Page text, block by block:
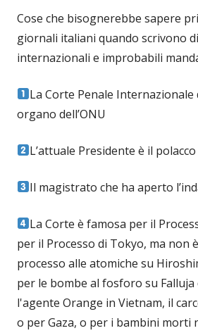
Cose che bisognerebbe sapere
giornali italiani quando scrivono
internazionali e improbabili
La Corte Penale Internazionale
organo dell’ONU
L’attuale Presidente è il
Il magistrato che ha aperto
La Corte è famosa per il
per il Processo di Tokyo, ma non
processo alle atomiche su
per le bombe al fosforo su Falluja
l'agente Orange in Vietnam, il
o per Gaza, o per i bambini morti